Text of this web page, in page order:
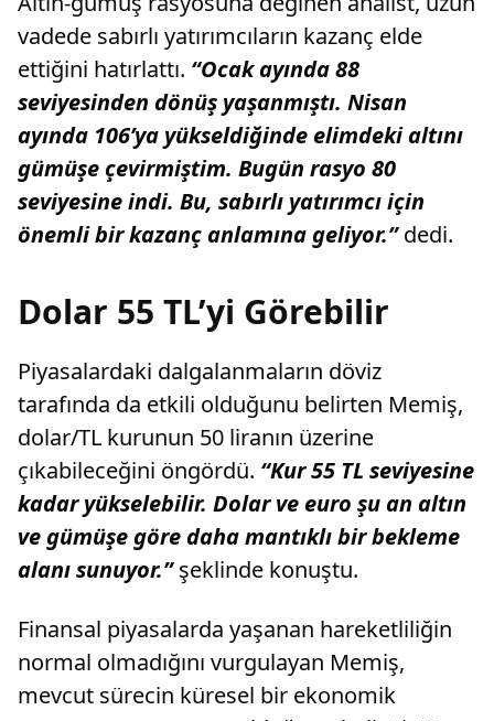
vadede sabırlı yatırımcıların kazanç elde
ettiğini hatırlattı. “Ocak ayında 88
seviyesinden dönüş yaşanmıştı. Nisan
ayında 106’ya yükseldiğinde elimdeki altını
gümüşe çevirmiştim. Bugün rasyo 80
seviyesine indi. Bu, sabırlı yatırımcı için
önemli bir kazanç anlamına geliyor.” dedi.
Dolar 55 TL’yi Görebilir
Piyasalardaki dalgalanmaların döviz
tarafında da etkili olduğunu belirten Memiş,
dolar/TL kurunun 50 liranın üzerine
çıkabileceğini öngördü. “Kur 55 TL seviyesine
kadar yükselebilir. Dolar ve euro şu an altın
ve gümüşe göre daha mantıklı bir bekleme
alanı sunuyor.”şeklinde konuştu.
Finansal piyasalarda yaşanan hareketliliğin
normal olmadığını vurgulayan Memiş,
mevcut sürecin küresel bir ekonomik